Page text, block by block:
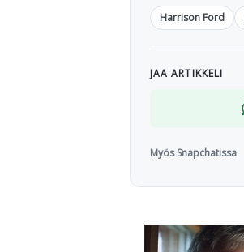
Harrison Ford
JAA ARTIKKELI
Myös Snapchatissa